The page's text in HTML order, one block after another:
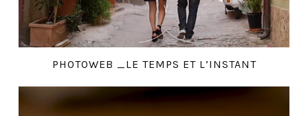
PHOTOWEB _LE TEMPS ET L’INSTANT